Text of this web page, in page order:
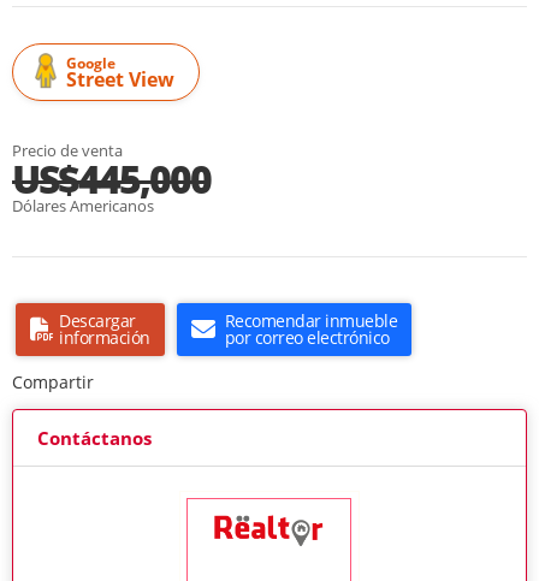
Google
Street View
Precio de venta
US$445,000
Dólares Americanos
Descargar
información
Recomendar inmueble
por correo electrónico
Compartir
Contáctanos